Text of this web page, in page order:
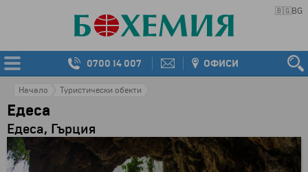
🇧🇬BG
0700 14 007 ОФИСИ
Начало Туристически обекти
Едеса
Едеса, Гърция